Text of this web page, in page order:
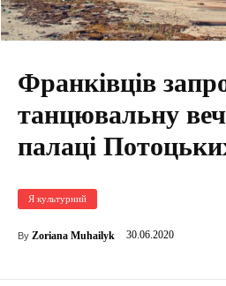
Франківців
танцювальну
палаці
Я культурний
By Zoriana Muhailyk 30.06.2020